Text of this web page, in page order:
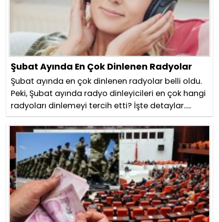
Şubat Ayında En Çok Dinlenen Radyolar
Şubat ayında en çok dinlenen radyolar belli oldu.
Peki, Şubat ayında radyo dinleyicileri en çok hangi
radyoları dinlemeyi tercih etti? İşte detaylar.....